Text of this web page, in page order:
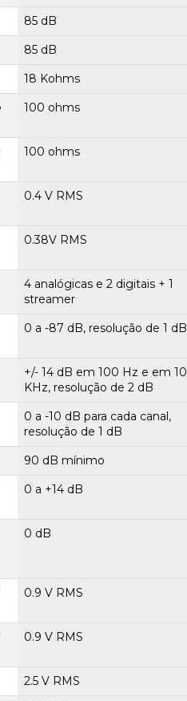
85 dB
85 dB
18 Kohms
100 ohms
100 ohms
0.4 V RMS
0.38V RMS
4 analógicas e 2 digitais + 1
streamer
0 a -87 dB, resolução de 1 dB
+/- 14 dB em 100 Hz e em 10
KHz, resolução de 2 dB
0 a -10 dB para cada canal,
resolução de 1 dB
90 dB mínimo
0 a +14 dB
0 dB
0.9 V RMS
0.9 V RMS
2.5 V RMS